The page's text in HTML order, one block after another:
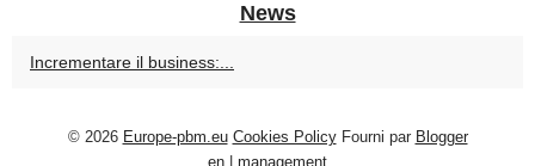
News
Incrementare il business:...
© 2026 Europe-pbm.eu Cookies PolicyFourni par Blogger
en
management